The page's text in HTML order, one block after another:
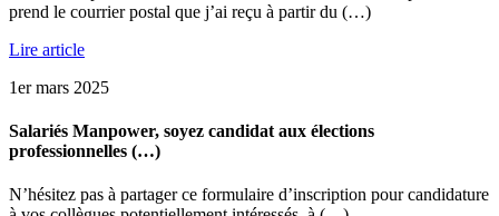
prend le courrier postal que j’ai reçu à partir du (…)
Lire article
1er mars 2025
Salariés Manpower, soyez candidat aux élections
professionnelles (…)
N’hésitez pas à partager ce formulaire d’inscription pour candidature